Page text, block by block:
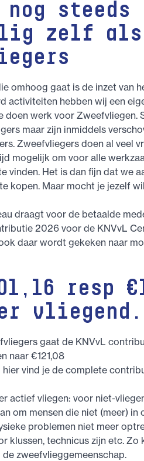
nog steeds
zelf als
omhoog gaat is de inzet van
activiteiten hebben wij een
doen werk voor
maar zijn inmiddels
Zweefvliegers doen al veel
mogelijk om voor alle
vinden. Het is dan fijn dat we
kopen. Maar mocht je jezelf
draagt voor de betaalde
2026 voor de KNVvL
daar wordt gekeken naar
resp
gaat de KNVvL
naar €121,08
vind je de complete
actief vliegen: voor niet-
om mensen die niet (meer) in
problemen niet meer
klussen, technicus zijn etc. Zo
zweefvlieggemeenschap.